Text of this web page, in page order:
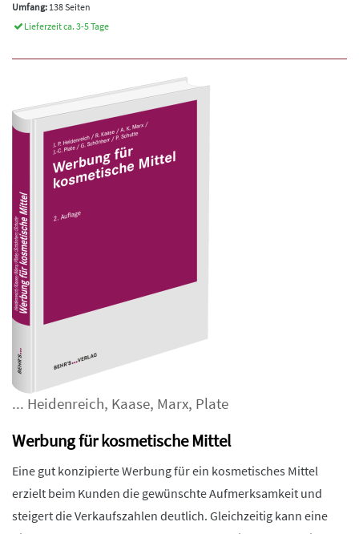
Umfang: 138 Seiten
Lieferzeit ca. 3-5 Tage
... Heidenreich, Kaase, Marx, Plate
Werbung für kosmetische Mittel
Eine gut konzipierte Werbung für ein kosmetisches Mittel
erzielt beim Kunden die gewünschte Aufmerksamkeit und
steigert die Verkaufszahlen deutlich. Gleichzeitig kann eine